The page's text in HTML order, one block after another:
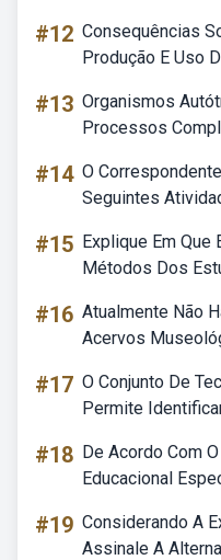
#12 Consequências
Produção E Uso
#13 Organismos
Processos
#14 O
Seguintes
#15 Explique Em Que
Métodos Dos
#16 Atualmente Não
Acervos
#17 O Conjunto De
Permite
#18 De Acordo Com
Educacional
#19 Considerando A
Assinale A